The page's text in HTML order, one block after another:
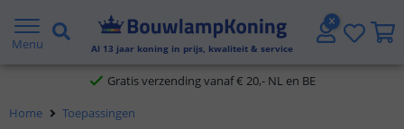
Menu Al 13 jaar koning in prijs, kwaliteit & service
2 jaar garantie
Gratis verzending vanaf € 20,- NL en BE
Home Toepassingen